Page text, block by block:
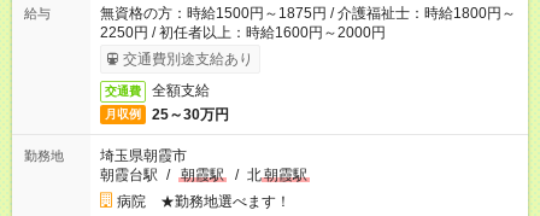
給与
無資格の方：時給1500円～1875円 / 介護福祉士：時給1800円～
2250円 / 初任者以上：時給1600円～2000円
交通費別途支給あり
交通費 全額支給
月収例 25～30万円
勤務地
埼玉県朝霞市
朝霞台駅 / 朝霞駅 / 北朝霞駅
病院 ★勤務地選べます！